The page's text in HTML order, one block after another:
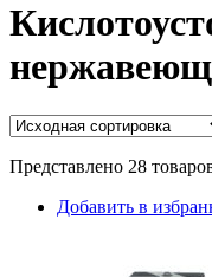
Представлено 28
Добавить в